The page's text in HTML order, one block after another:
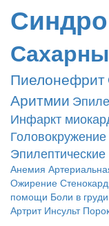
Пиелонефрит
Аритмии
Инфаркт
Головокружение
Анемия
Ожирение
помощи Боли в груди
Артрит Инсульт